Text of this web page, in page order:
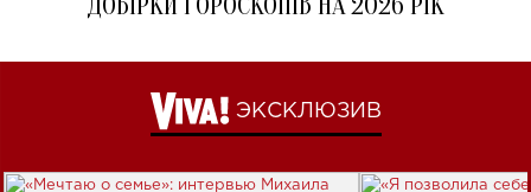
ЭКСКЛЮЗИВ